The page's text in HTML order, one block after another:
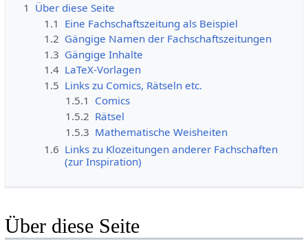
1 Über diese Seite
1.1 Eine Fachschaftszeitung als Beispiel
1.2 Gängige Namen der Fachschaftszeitungen
1.3 Gängige Inhalte
1.4 LaTeX-Vorlagen
1.5 Links zu Comics, Rätseln etc.
1.5.1 Comics
1.5.2 Rätsel
1.5.3 Mathematische Weisheiten
1.6 Links zu Klozeitungen anderer Fachschaften
(zur Inspiration)
Über diese Seite